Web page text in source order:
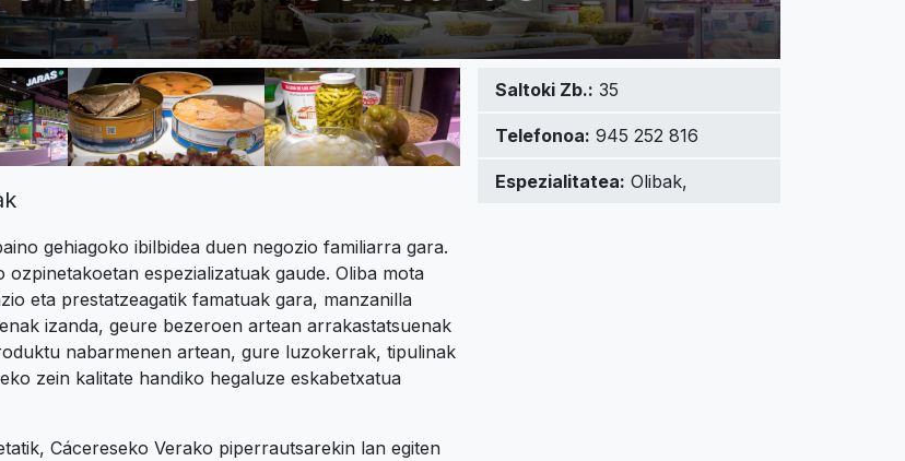
gehiagoko ibilbidea duen negozio familiarra gara.
ozpinetakoetan espezializatuak gaude. Oliba mota
eta prestatzeagatik famatuak gara, manzanilla
izanda, geure bezeroen artean arrakastatsuenak
nabarmenen artean, gure luzokerrak, tipulinak
zein kalitate handiko hegaluze eskabetxatua
Cácereseko Verako piperrautsarekin lan egiten
Saltoki Zb.: 35
Telefonoa: 945 252 816
Espezialitatea: Olibak,